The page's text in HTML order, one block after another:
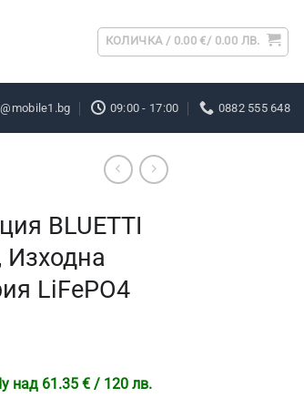
КОЛИЧКА / 0.00€/ 0.00 ЛВ.
09:00 - 17:00 0882 555 648
BLUETTI
Изходна
LiFePO4
над 61.35 € / 120 лв.